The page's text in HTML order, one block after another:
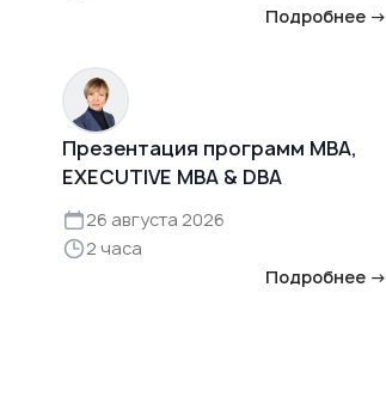
Подробнее →
Презентация программ MBA,
EXECUTIVE MBA & DBA
26 августа 2026
2 часа
Подробнее →